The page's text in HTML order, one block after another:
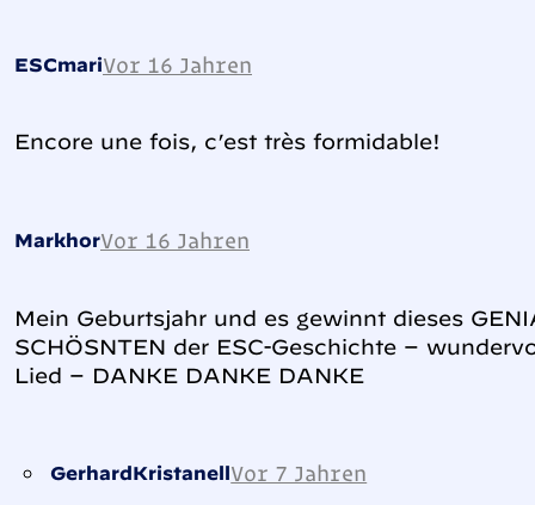
ESCmariVor 16 Jahren
Encore une fois, c’est très formidable!
MarkhorVor 16 Jahren
Mein Geburtsjahr und es gewinnt dieses
SCHÖSNTEN der ESC-Geschichte –
Lied – DANKE DANKE DANKE
GerhardKristanellVor 7 Jahren